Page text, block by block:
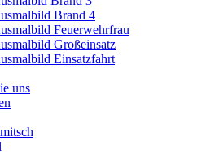
Brand 4
Feuerwehrfrau
Großeinsatz
Einsatzfahrt
uns